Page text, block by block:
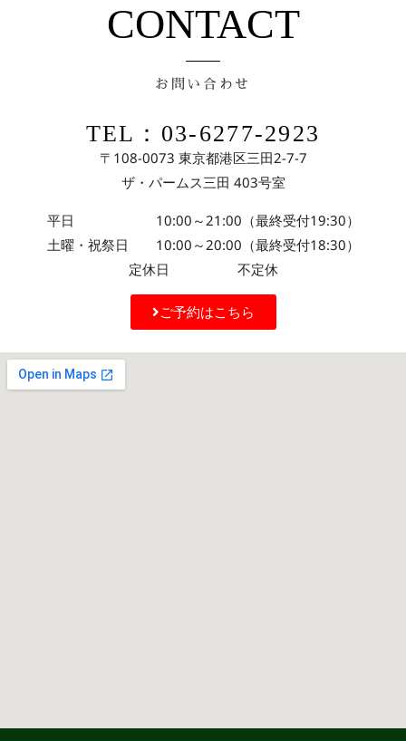
CONTACT
お問い合わせ
TEL：03-6277-2923
〒108-0073 東京都港区三田2-7-7
ザ・パームス三田 403号室
平日 10:00～21:00（最終受付19:30）
土曜・祝祭日 10:00～20:00（最終受付18:30）
定休日 不定休
ご予約はこちら